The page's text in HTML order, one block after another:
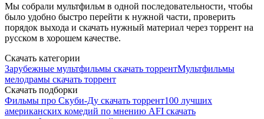
Мы собрали мультфильм в одной последовательности, чтобы
было удобно быстро перейти к нужной части, проверить
порядок выхода и скачать нужный материал через торрент на
русском в хорошем качестве.
Скачать категории
Зарубежные мультфильмы скачать торрентМультфильмы
мелодрамы скачать торрент
Скачать подборки
Фильмы про Скуби-Ду скачать торрент100 лучших
американских комедий по мнению AFI скачать